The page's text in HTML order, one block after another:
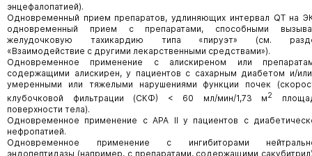
энцефалопатией).
Одновременный прием препаратов, удлиняющих интервал QT на
одновременный прием с препаратами, способными
желудочковую тахикардию типа «пируэт» (см.
«Взаимодействие с другими лекарственными средствами»).
Одновременное применение с алискиреном или
содержащими алискирен, у пациентов с сахарным диабетом и/
умеренными или тяжелыми нарушениями функции почек
клубочковой фильтрации (СКФ) < 60 мл/мин/1,73 м2
поверхности тела).
Одновременное применение с АРА II у пациентов с
нефропатией.
Одновременное применение с ингибиторами
эндопептидазы (например, с препаратами, содержащими